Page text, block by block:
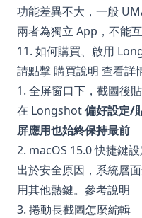
功能差異不大，一般
兩者為獨立 App，不能
11. 如何購買、啟用
請點擊購買說明 查看詳
1. 全屏窗口下，截圖後
在 Longshot偏好設定/
屏應用也始終保持最前
2. macOS 15.0 快捷鍵
出於安全原因，系統層
用其他熱鍵。 參考說明
3. 捲動長截圖怎麼編輯